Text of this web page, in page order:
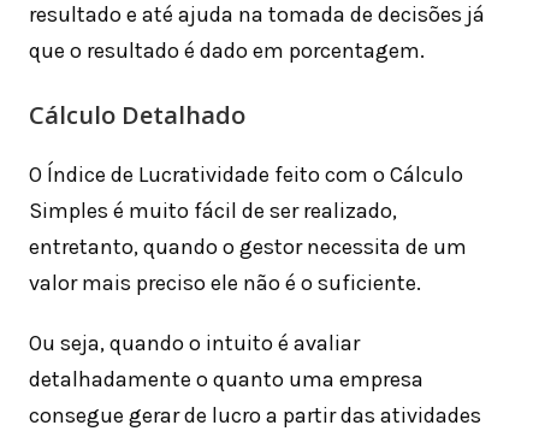
resultado e até ajuda na tomada de decisões já
que o resultado é dado em porcentagem.
Cálculo Detalhado
O Índice de Lucratividade feito com o Cálculo
Simples é muito fácil de ser realizado,
entretanto, quando o gestor necessita de um
valor mais preciso ele não é o suficiente.
Ou seja, quando o intuito é avaliar
detalhadamente o quanto uma empresa
consegue gerar de lucro a partir das atividades